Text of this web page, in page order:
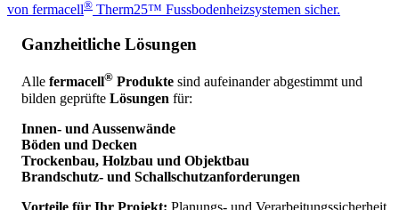
von fermacell® Therm25™ Fussbodenheizsystemen sicher.
Ganzheitliche Lösungen
Alle fermacell® Produkte sind aufeinander abgestimmt und
bilden geprüfte Lösungen für:
Innen- und Aussenwände
Böden und Decken
Trockenbau, Holzbau und Objektbau
Brandschutz- und Schallschutzanforderungen
Vorteile für Ihr Projekt: Planungs- und Verarbeitungssicherheit,